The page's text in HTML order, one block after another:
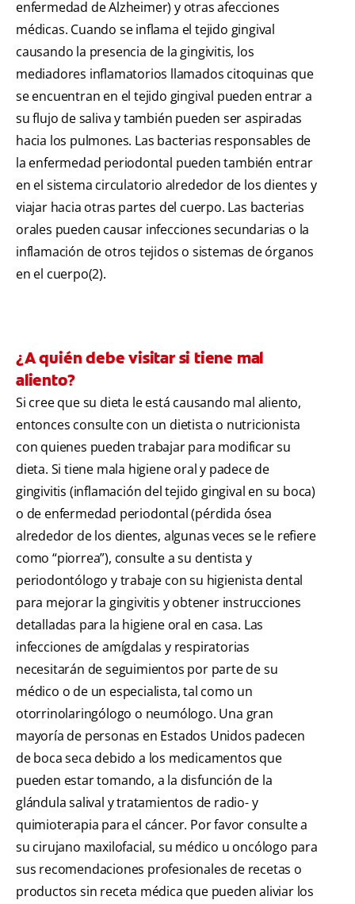
enfermedad de Alzheimer) y otras afecciones
médicas. Cuando se inflama el tejido gingival
causando la presencia de la gingivitis, los
mediadores inflamatorios llamados citoquinas que
se encuentran en el tejido gingival pueden entrar a
su flujo de saliva y también pueden ser aspiradas
hacia los pulmones. Las bacterias responsables de
la enfermedad periodontal pueden también entrar
en el sistema circulatorio alrededor de los dientes y
viajar hacia otras partes del cuerpo. Las bacterias
orales pueden causar infecciones secundarias o la
inflamación de otros tejidos o sistemas de órganos
en el cuerpo(2).
¿A quién debe visitar si tiene mal
aliento?
Si cree que su dieta le está causando mal aliento,
entonces consulte con un dietista o nutricionista
con quienes pueden trabajar para modificar su
dieta. Si tiene mala higiene oral y padece de
gingivitis (inflamación del tejido gingival en su boca)
o de enfermedad periodontal (pérdida ósea
alrededor de los dientes, algunas veces se le refiere
como “piorrea”), consulte a su dentista y
periodontólogo y trabaje con su higienista dental
para mejorar la gingivitis y obtener instrucciones
detalladas para la higiene oral en casa. Las
infecciones de amígdalas y respiratorias
necesitarán de seguimientos por parte de su
médico o de un especialista, tal como un
otorrinolaringólogo o neumólogo. Una gran
mayoría de personas en Estados Unidos padecen
de boca seca debido a los medicamentos que
pueden estar tomando, a la disfunción de la
glándula salival y tratamientos de radio- y
quimioterapia para el cáncer. Por favor consulte a
su cirujano maxilofacial, su médico u oncólogo para
sus recomendaciones profesionales de recetas o
productos sin receta médica que pueden aliviar los